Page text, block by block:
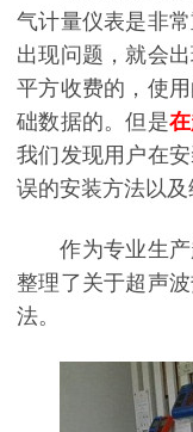
气计量仪表是非
出现问题，就会
平方收费的，使
础数据的。但是
我们发现用户在
误的安装方法以及
作为专业生
整理了关于超声
法。